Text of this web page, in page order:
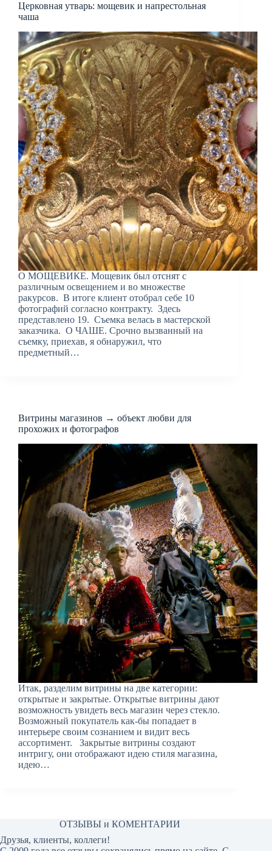
Церковная утварь: мощевик и напрестольная
чаша
О МОЩЕВИКЕ. Мощевик был отснят с
различным освещением и во множестве
ракурсов. В итоге клиент отобрал себе 10
фотографий согласно контракту. Здесь
представлено 19. Съемка велась в мастерской
заказчика. О ЧАШЕ. Срочно вызванный на
съемку, приехав, я обнаружил, что
предметный…
Витрины магазинов → объект любви для
прохожих и фотографов
Итак, разделим витрины на две категории:
открытые и закрытые. Открытые витрины дают
возможность увидеть весь магазин через стекло.
Возможный покупатель как-бы попадает в
интерьере своим сознанием и видит весь
ассортимент. Закрытые витрины создают
интригу, они отображают идею стиля магазина,
идею…
ОТЗЫВЫ и КОМЕНТАРИИ
Друзья, клиенты, коллеги!